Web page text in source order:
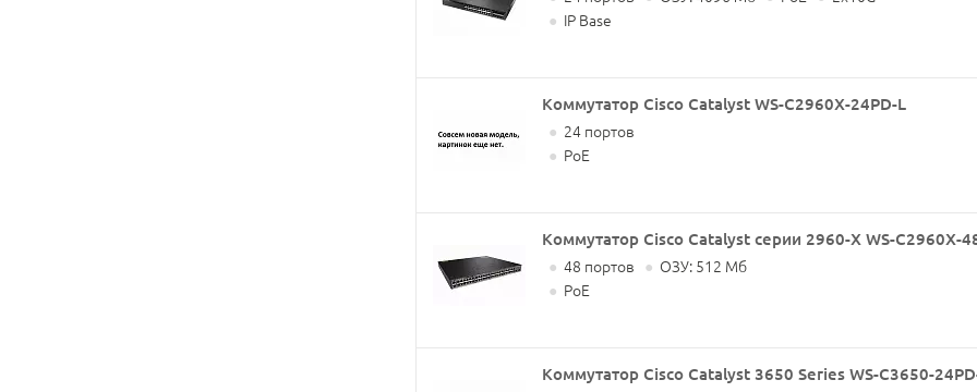
● IP Base
Коммутатор Cisco Catalyst WS-C2960X-24PD-L
● 24 портов
● PoE
Коммутатор Cisco Catalyst серии 2960-X WS-C2960X-
● 48 портов ● ОЗУ: 512 Мб
● PoE
Коммутатор Cisco Catalyst 3650 Series WS-C3650-